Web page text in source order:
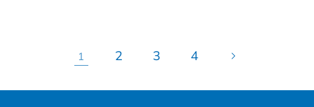
1 2 3 4